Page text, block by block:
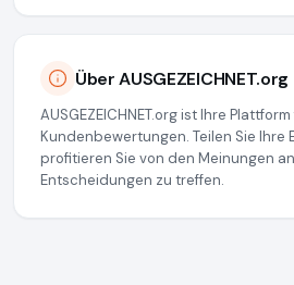
Über AUSGEZEICHNET.org
AUSGEZEICHNET.org ist Ihre
Kundenbewertungen. Teilen Sie Ihre
profitieren Sie von den Meinungen
Entscheidungen zu treffen.